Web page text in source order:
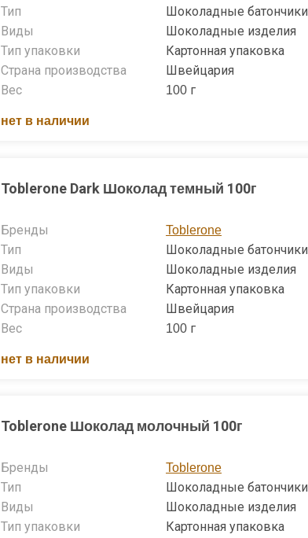
Тип
Шоколадные батончики
Виды
Шоколадные изделия
Тип упаковки
Картонная упаковка
Страна производства
Швейцария
Вес
100 г
нет в наличии
Toblerone Dark Шоколад темный 100г
Бренды
Toblerone
Тип
Шоколадные батончики
Виды
Шоколадные изделия
Тип упаковки
Картонная упаковка
Страна производства
Швейцария
Вес
100 г
нет в наличии
Toblerone Шоколад молочный 100г
Бренды
Toblerone
Тип
Шоколадные батончики
Виды
Шоколадные изделия
Тип упаковки
Картонная упаковка